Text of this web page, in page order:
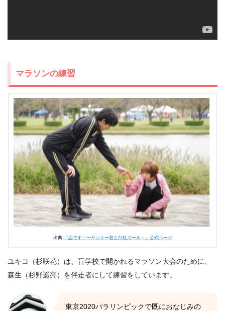
マラソンの練習
出典: 『恋です！〜ヤンキー君と白杖ガール～』公式ページ
ユキコ（杉咲花）は、盲学校で開かれるマラソン大会のために、
森生（杉野遥亮）を伴走者にして練習をしています。
東京2020パラリンピックで既におなじみの